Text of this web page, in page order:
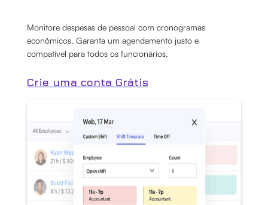
Monitore despesas de pessoal com cronogramas
econômicos. Garanta um agendamento justo e
compatível para todos os funcionários.
Crie uma conta Grátis